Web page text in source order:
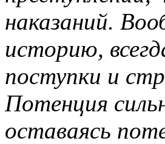
наказаний.
историю,
поступки и
Потенция
оставаясь